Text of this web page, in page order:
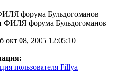
форума Бульдогоманов
окт 08, 2005 12:05:10
пользователя Fillya